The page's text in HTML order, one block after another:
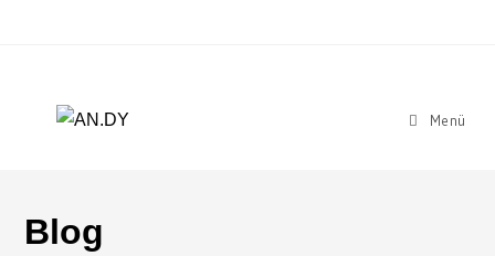
Menü
Blog